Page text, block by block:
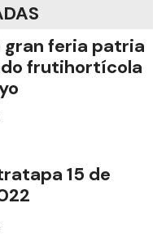
gran feria patria
frutihortícola
15 de